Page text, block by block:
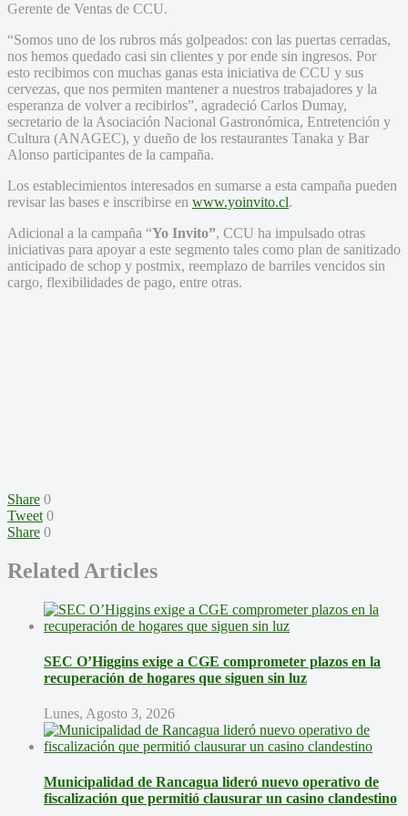
Gerente de Ventas de CCU.
“Somos uno de los rubros más golpeados: con las puertas cerradas,
nos hemos quedado casi sin clientes y por ende sin ingresos. Por
esto recibimos con muchas ganas esta iniciativa de CCU y sus
cervezas, que nos permiten mantener a nuestros trabajadores y la
esperanza de volver a recibirlos”, agradeció Carlos Dumay,
secretario de la Asociación Nacional Gastronómica, Entretención y
Cultura (ANAGEC), y dueño de los restaurantes Tanaka y Bar
Alonso participantes de la campaña.
Los establecimientos interesados en sumarse a esta campaña pueden
revisar las bases e inscribirse en www.yoinvito.cl.
Adicional a la campaña “Yo Invito”, CCU ha impulsado otras
iniciativas para apoyar a este segmento tales como plan de sanitizado
anticipado de schop y postmix, reemplazo de barriles vencidos sin
cargo, flexibilidades de pago, entre otras.
Share 0
Tweet 0
Share 0
Related Articles
SEC O’Higgins exige a CGE comprometer plazos en la
recuperación de hogares que siguen sin luz
Lunes, Agosto 3, 2026
Municipalidad de Rancagua lideró nuevo operativo de
fiscalización que permitió clausurar un casino clandestino